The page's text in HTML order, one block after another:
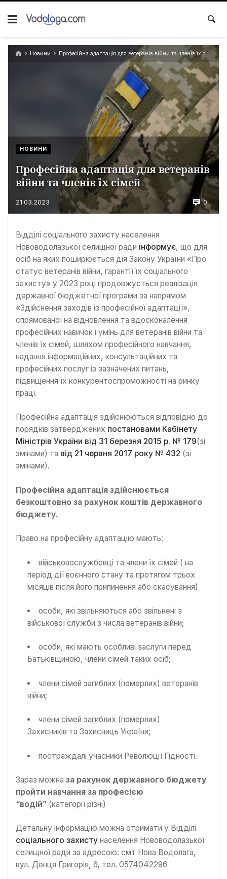
Новини Професійна адаптація для ветеранів війни та членів їх сімей
НОВИНИ
Професійна адаптація для ветеранів
війни та членів їх сімей
21.03.2023 0
Відділі соціального захисту населення
Нововодолазької селищної ради інформує, що для
осіб на яких поширюється дія Закону України «Про
статус ветеранів війни, гарантії їх соціального
захисту» у 2023 році продовжується реалізація
державної бюджетної програми за напрямом
«Здійснення заходів із професійної адаптації»,
спрямованої на відновлення та вдосконалення
професійних навичок і умінь для ветеранів війни та
членів їх сімей, шляхом професійного навчання,
надання інформаційних, консультаційних та
професійних послуг із зазначених питань,
підвищення їх конкурентоспроможності на ринку
праці.
Професійна адаптація здійснюються відповідно до
порядків затверджених постановами Кабінету
Міністрів України від 31 березня 2015 р. № 179(зі
змінами) та від 21 червня 2017 року № 432 (зі
змінами).
Професійна адаптація здійснюється
безкоштовно за рахунок коштів державного
бюджету.
Право на професійну адаптацію мають:
військовослужбовці та члени їх сімей ( на
період дії воєнного стану та протягом трьох
місяців після його припинення або скасування)
особи, які звільняються або звільнені з
військової служби з числа ветеранів війни;
особи, які мають особливі заслуги перед
Батьківщиною, члени сімей таких осіб;
члени сімей загиблих (померлих) ветеранів
війни;
члени сімей загиблих (померлих)
Захисників та Захисниць України;
постраждалі учасники Революції Гідності.
Зараз можна за рахунок державного бюджету
пройти навчання за професією
“водій” (категорії різні)
Детальну інформацію можна отримати у Відділі
соціального захисту населення Нововодолазької
селищної ради за адресою: смт Нова Водолага,
вул. Донця Григорія, 6, тел. 0574042296